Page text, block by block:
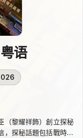
语
（黎耀祥飾）創立探秘
，探秘話題包括戰時無